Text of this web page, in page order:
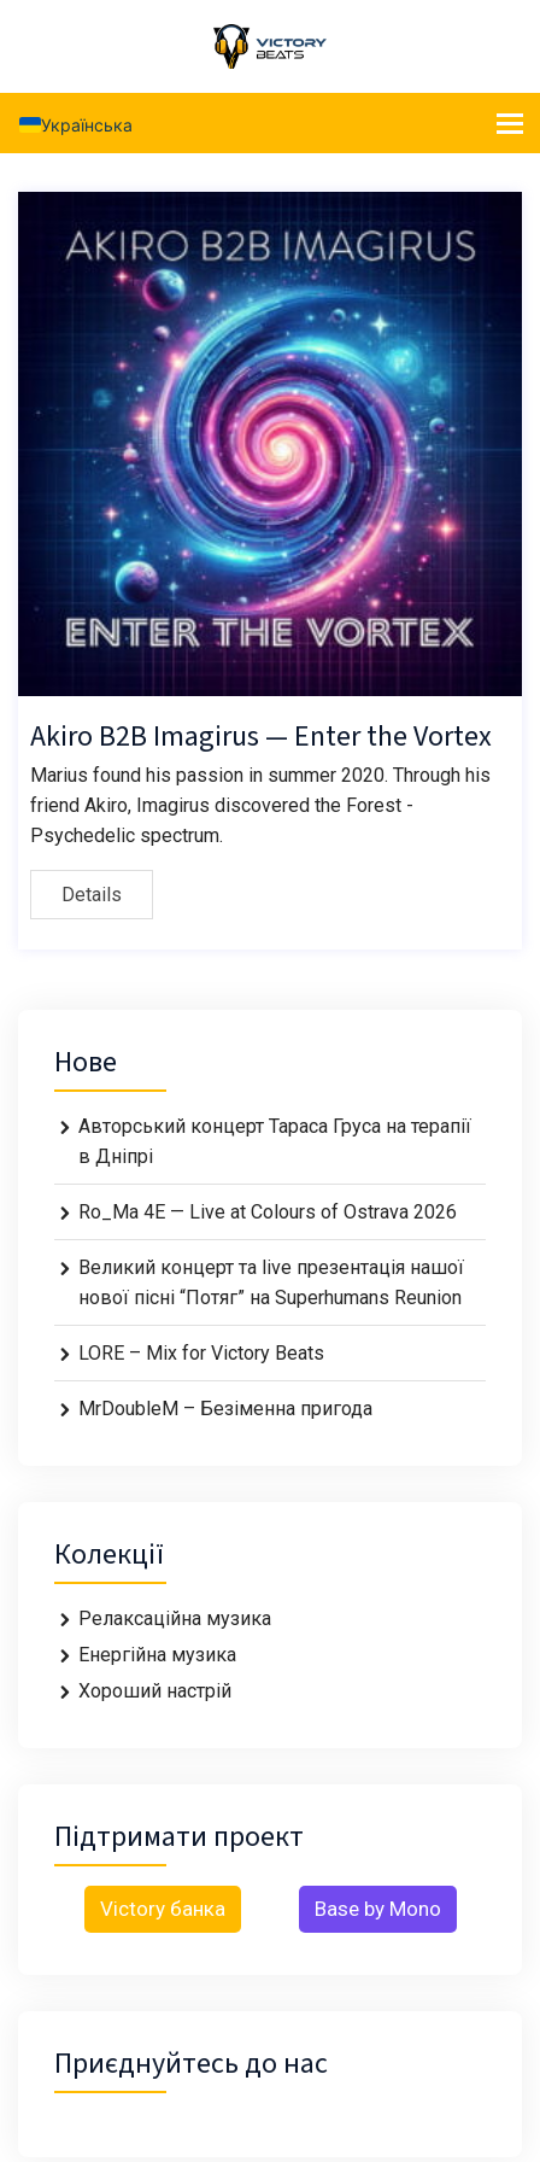
Українська
Akiro B2B Imagirus — Enter the Vortex
Marius found his passion in summer 2020. Through his
friend Akiro, Imagirus discovered the Forest -
Psychedelic spectrum.
Details
Нове
Авторський концерт Тараса Груса на терапії
в Дніпрі
Ro_Ma 4E — Live at Colours of Ostrava 2026
Великий концерт та live презентація нашої
нової пісні “Потяг” на Superhumans Reunion
LORE – Mix for Victory Beats
MrDoubleM – Безіменна пригода
Колекції
Релаксаційна музика
Енергійна музика
Хороший настрій
Підтримати проект
Victory банка Base by Mono
Приєднуйтесь до нас